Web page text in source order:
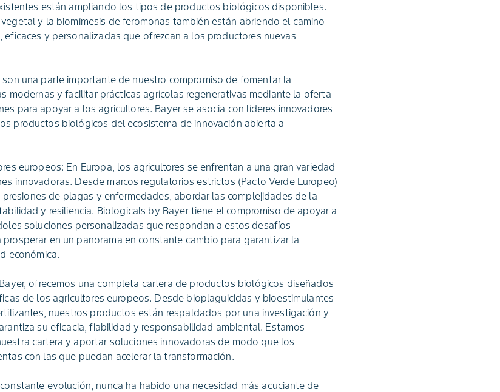
están ampliando los tipos de productos biológicos disponibles.
y la biomímesis de feromonas también están abriendo el camino
y personalizadas que ofrezcan a los productores nuevas
una parte importante de nuestro compromiso de fomentar la
modernas y facilitar prácticas agrícolas regenerativas mediante la oferta
para apoyar a los agricultores. Bayer se asocia con líderes innovadores
productos biológicos del ecosistema de innovación abierta a
europeos: En Europa, los agricultores se enfrentan a una gran variedad
innovadoras. Desde marcos regulatorios estrictos (Pacto Verde Europeo)
de plagas y enfermedades, abordar las complejidades de la
y resiliencia. Biologicals by Bayer tiene el compromiso de apoyar a
soluciones personalizadas que respondan a estos desafíos
en un panorama en constante cambio para garantizar la
económica.
ofrecemos una completa cartera de productos biológicos diseñados
de los agricultores europeos. Desde bioplaguicidas y bioestimulantes
nuestros productos están respaldados por una investigación y
su eficacia, fiabilidad y responsabilidad ambiental. Estamos
cartera y aportar soluciones innovadoras de modo que los
con las que puedan acelerar la transformación.
evolución, nunca ha habido una necesidad más acuciante de